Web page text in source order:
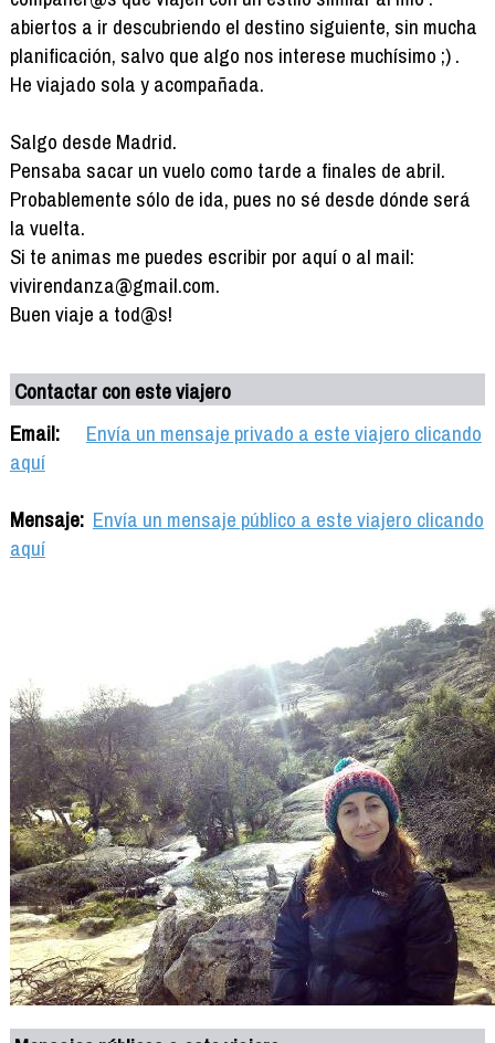
abiertos a ir descubriendo el destino siguiente, sin mucha
planificación, salvo que algo nos interese muchísimo ;) .
He viajado sola y acompañada.
Salgo desde Madrid.
Pensaba sacar un vuelo como tarde a finales de abril.
Probablemente sólo de ida, pues no sé desde dónde será
la vuelta.
Si te animas me puedes escribir por aquí o al mail:
vivirendanza@gmail.com.
Buen viaje a tod@s!
Contactar con este viajero
Email:
Envía un mensaje privado a este viajero clicando
aquí
Mensaje: Envía un mensaje público a este viajero clicando
aquí